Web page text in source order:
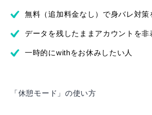
無料（追加料金なし）で身バレ対策
データを残したままアカウントを非
一時的にwithをお休みしたい人
「休憩モード」の使い方